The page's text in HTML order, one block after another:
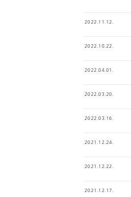
2022.11.12.
2022.10.22.
2022.04.01.
2022.03.20.
2022.03.16.
2021.12.24.
2021.12.22.
2021.12.17.